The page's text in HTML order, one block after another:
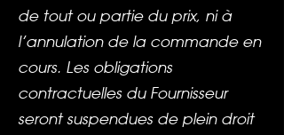
de tout ou partie du prix, ni à
l’annulation de la commande en
cours. Les obligations
contractuelles du Fournisseur
seront suspendues de plein droit